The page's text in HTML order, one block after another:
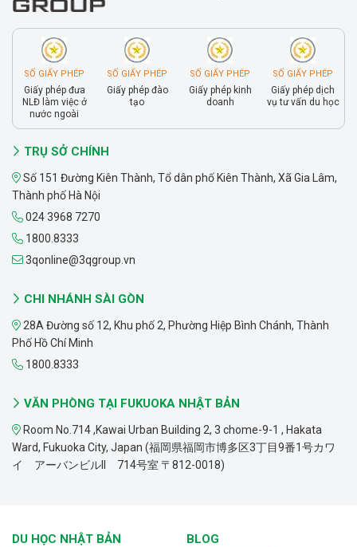
SỐ GIẤY PHÉP
Giấy phép đưa
NLĐ làm việc ở
nước ngoài
SỐ GIẤY PHÉP
Giấy phép đào
tạo
SỐ GIẤY PHÉP
Giấy phép kinh
doanh
SỐ GIẤY PHÉP
Giấy phép dịch
vụ tư vấn du học
TRỤ SỞ CHÍNH
Số 151 Đường Kiên Thành, Tổ dân phố Kiên Thành, Xã Gia Lâm,
Thành phố Hà Nội
024 3968 7270
1800.8333
3qonline@3qgroup.vn
CHI NHÁNH SÀI GÒN
28A Đường số 12, Khu phố 2, Phường Hiệp Bình Chánh, Thành
Phố Hồ Chí Minh
1800.8333
VĂN PHÒNG TẠI FUKUOKA NHẬT BẢN
Room No.714 ,Kawai Urban Building 2, 3 chome-9-1 , Hakata
Ward, Fukuoka City, Japan (福岡県福岡市博多区3丁目9番1号カワ
イ アーバンビルII 714号室 〒812-0018)
DU HỌC NHẬT BẢN BLOG